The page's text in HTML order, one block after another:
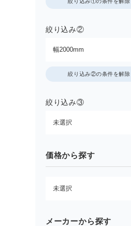
絞り込み②
絞り込み②の条件を解除
絞り込み③
価格から探す
メーカーから探す